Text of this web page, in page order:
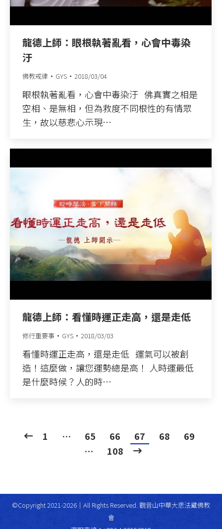
龍德上師：眼根執著亂看，心會中毒染
汙
佛教戒律 GYS 2018/03/04
眼根執著亂看，心會中毒染汙 佛真實之相是
空相、是無相，但為救度不同根性的有情眾
生，故以慈悲心示現…
龍德上師：看懂時運正走高，還是走低
修行重要事 GYS 2018/03/03
看懂時運正走高，還是走低 運氣可以被創
造！這麼做，讓您運勢總是高！ 人時運最低
是什麼時候？人的時…
1 … 65 66 67 68
69
…
108
©Copyright 2021-2026｜All Rights Reserved. 觀音山中華大悲法藏佛教
會